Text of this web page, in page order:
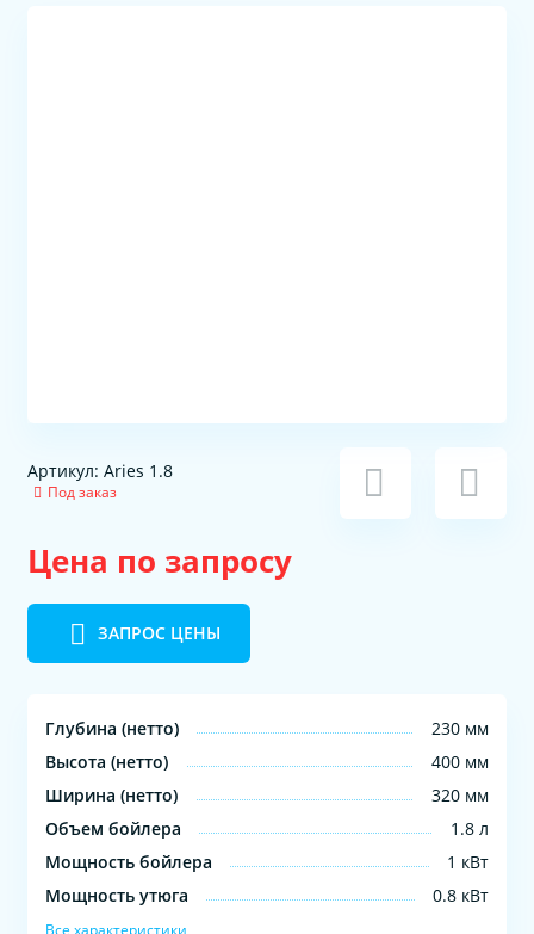
Артикул: Aries 1.8
Под заказ
Цена по запросу
ЗАПРОС ЦЕНЫ
Глубина (нетто)
230 мм
Высота (нетто)
400 мм
Ширина (нетто)
320 мм
Объем бойлера
1.8 л
Мощность бойлера
1 кВт
Мощность утюга
0.8 кВт
Все характеристики